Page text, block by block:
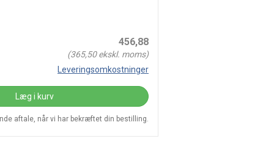
456,88
(365,50ekskl. moms)
Leveringsomkostninger
Læg i kurv
aftale, når vi har bekræftet din bestilling.